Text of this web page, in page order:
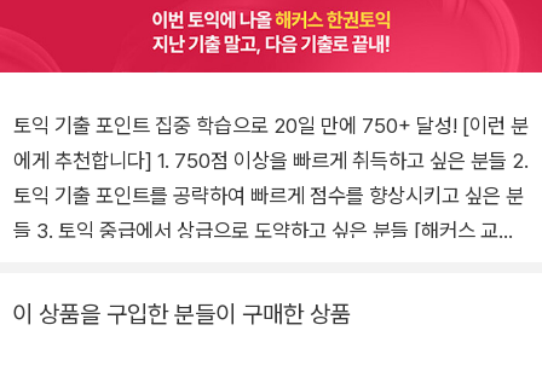
토익 기출 포인트 집중 학습으로 20일 만에 750+ 달성! [이런 분
에게 추천합니다] 1. 750점 이상을 빠르게 취득하고 싶은 분들 2.
토익 기출 포인트를 공략하여 빠르게 점수를 향상시키고 싶은 분
들 3. 토익 중급에서 상급으로 도약하고 싶은 분들 [해커스 교재
성하는 리스닝 집중공략서 1) 최신 출제경향이 완벽 반영된 토익
이 상품을 구입한 분들이 구매한 상품